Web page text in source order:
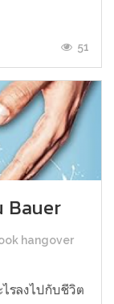
51
Bauer
hangover
รลงไปกับชีวิต